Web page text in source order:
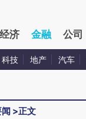
经济 金融 公司
科技 地产 汽车
>正文